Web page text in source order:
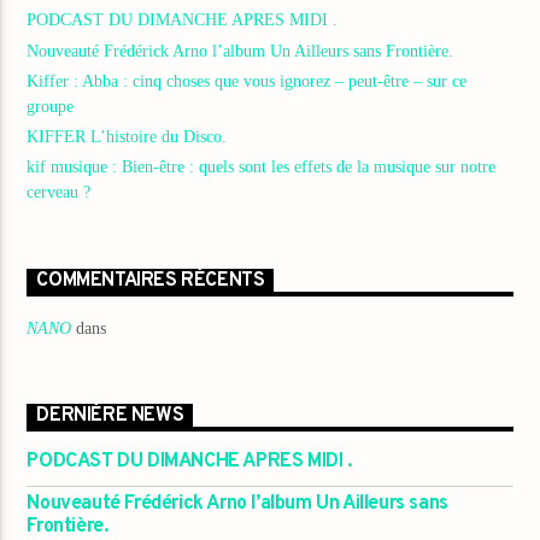
PODCAST DU DIMANCHE APRES MIDI .
Nouveauté Frédérick Arno l’album Un Ailleurs sans Frontière.
Kiffer : Abba : cinq choses que vous ignorez – peut-être – sur ce
groupe
KIFFER L’histoire du Disco.
kif musique : Bien-être : quels sont les effets de la musique sur notre
cerveau ?
COMMENTAIRES RÉCENTS
NANO dans
DERNIÈRE NEWS
PODCAST DU DIMANCHE APRES MIDI .
Nouveauté Frédérick Arno l’album Un Ailleurs sans
Frontière.